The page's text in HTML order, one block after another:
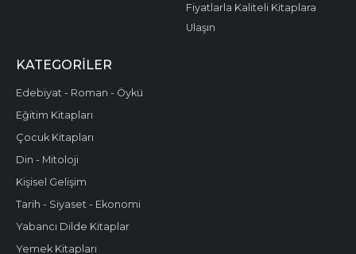
Fiyatlarla Kaliteli Kitaplara
Ulaşın
KATEGORILER
Edebiyat - Roman - Öykü
Eğitim Kitapları
Çocuk Kitapları
Din - Mitoloji
Kişisel Gelişim
Tarih - Siyaset - Ekonomi
Yabancı Dilde Kitaplar
Yemek Kitapları